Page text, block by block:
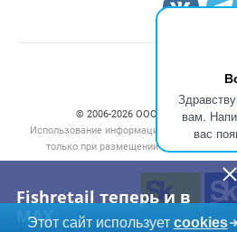
вам.
вас
Fishretail теперь и в
MAX
Счетчики, авторское
© 2006‑2026 ООО “Инлайн”. 12+
Использование информации, размещенной
только при размещении активной
Этот сайт использует cookies